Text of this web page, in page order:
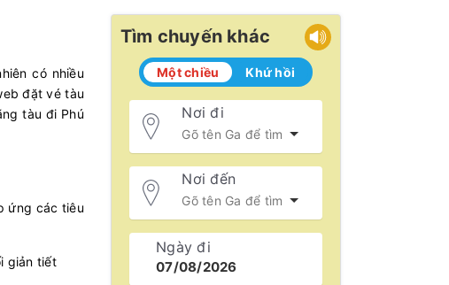
có nhiều
đặt vé tàu
tàu đi Phú
ứng các tiêu
giản tiết
Tìm chuyến khác
Một chiều Khứ hồi
Nơi đi
Nơi đến
Ngày đi